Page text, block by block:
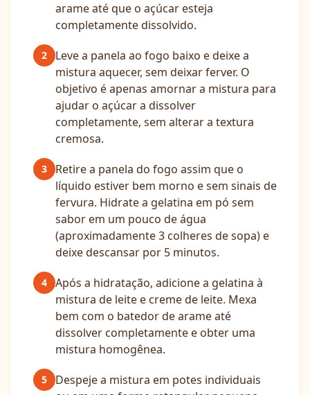
arame até que o açúcar esteja
completamente dissolvido.
2
Leve a panela ao fogo baixo e deixe a
mistura aquecer, sem deixar ferver. O
objetivo é apenas amornar a mistura para
ajudar o açúcar a dissolver
completamente, sem alterar a textura
cremosa.
3
Retire a panela do fogo assim que o
líquido estiver bem morno e sem sinais de
fervura. Hidrate a gelatina em pó sem
sabor em um pouco de água
(aproximadamente 3 colheres de sopa) e
deixe descansar por 5 minutos.
4
Após a hidratação, adicione a gelatina à
mistura de leite e creme de leite. Mexa
bem com o batedor de arame até
dissolver completamente e obter uma
mistura homogênea.
5
Despeje a mistura em potes individuais